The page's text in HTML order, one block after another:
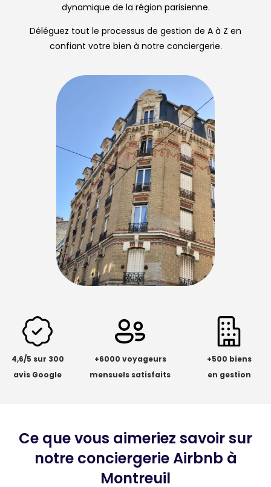
dynamique de la région parisienne.
Déléguez tout le processus de gestion de A à Z en
confiant votre bien à notre conciergerie.
4,6/5 sur 300
avis Google
+6000 voyageurs
mensuels satisfaits
+500 biens
en gestion
Ce que vous aimeriez savoir sur
notre conciergerie Airbnb à
Montreuil